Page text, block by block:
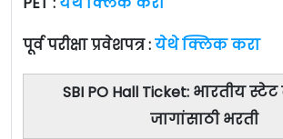
पूर्व परीक्षा प्रवेशपत्र :येथे क्लिक करा
SBI PO Hall Ticket: भारतीय
जागांसाठी भरती